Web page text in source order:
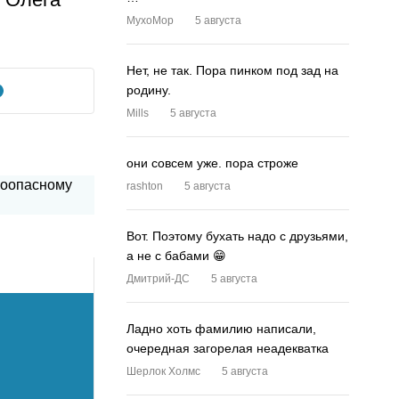
MyxoMop 5 августа
Нет, не так. Пора пинком под зад на
родину.
Mills 5 августа
они совсем уже. пора строже
rashton 5 августа
Вот. Поэтому бухать надо с друзьями,
а не с бабами 😁
Дмитрий-ДС 5 августа
Ладно хоть фамилию написали,
очередная загорелая неадекватка
Шерлок Холмс 5 августа